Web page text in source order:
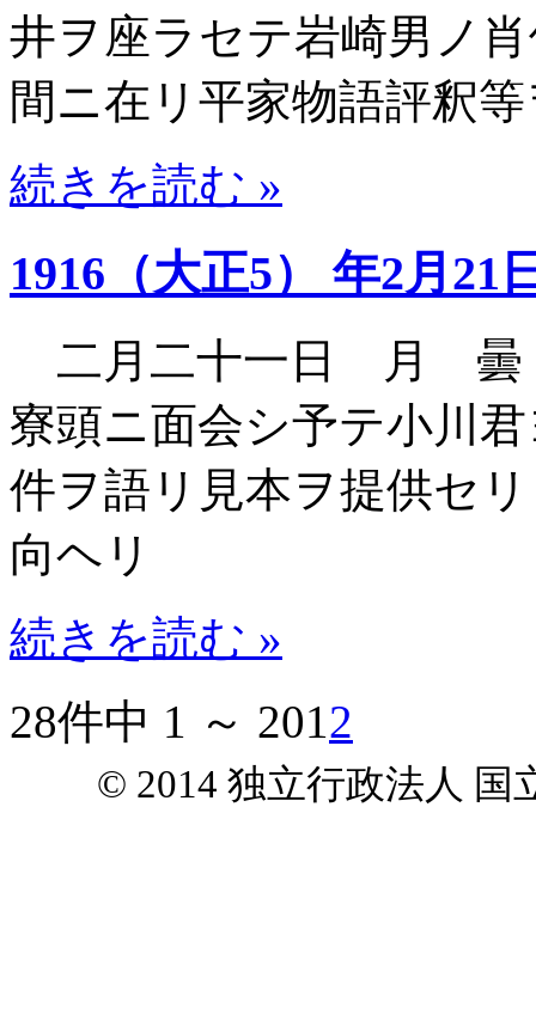
井ヲ座ラセテ岩崎男ノ
間ニ在リ平家物語評釈
続きを読む »
1916（大正5） 年2月21
二月二十一日 月 曇
寮頭ニ面会シ予テ小川
件ヲ語リ見本ヲ提供セ
向ヘリ
続きを読む »
28件中 1 ～ 2012
© 2014 独立行政法人 国